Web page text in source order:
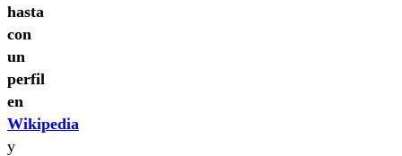
hasta
con
un
perfil
en
Wikipedia
y